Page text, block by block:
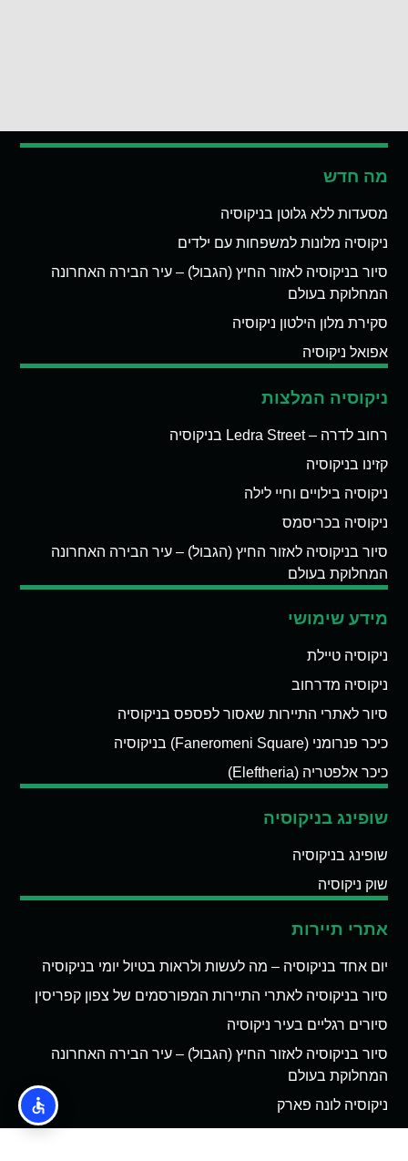
מה חדש
מסעדות ללא גלוטן בניקוסיה
ניקוסיה מלונות למשפחות עם ילדים
סיור בניקוסיה לאזור החיץ (הגבול) – עיר הבירה האחרונה
המחלוקת בעולם
סקירת מלון הילטון ניקוסיה
אפואל ניקוסיה
ניקוסיה המלצות
רחוב לדרה – Ledra Street בניקוסיה
קזינו בניקוסיה
ניקוסיה בילויים וחיי לילה
ניקוסיה בכריסמס
סיור בניקוסיה לאזור החיץ (הגבול) – עיר הבירה האחרונה
המחלוקת בעולם
מידע שימושי
ניקוסיה טיילת
ניקוסיה מדרחוב
סיור לאתרי התיירות שאסור לפספס בניקוסיה
כיכר פנרומני (Faneromeni Square) בניקוסיה
כיכר אלפטריה (Eleftheria)
שופינג בניקוסיה
שופינג בניקוסיה
שוק ניקוסיה
אתרי תיירות
יום אחד בניקוסיה – מה לעשות ולראות בטיול יומי בניקוסיה
סיור בניקוסיה לאתרי התיירות המפורסמים של צפון קפריסין
סיורים רגליים בעיר ניקוסיה
סיור בניקוסיה לאזור החיץ (הגבול) – עיר הבירה האחרונה
המחלוקת בעולם
ניקוסיה לונה פארק